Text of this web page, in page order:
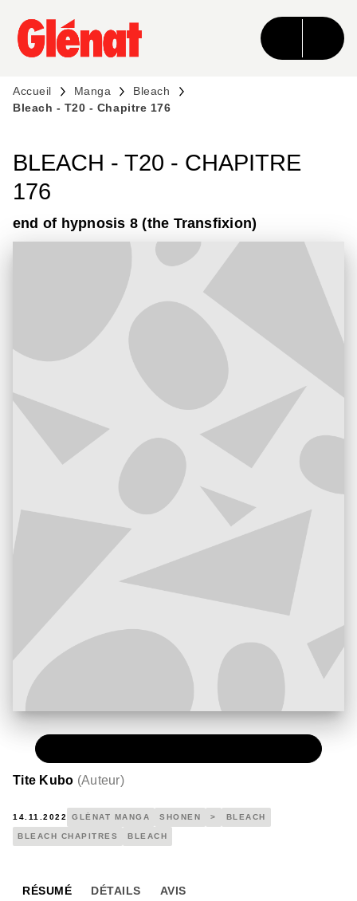
MENU RECHERCHE CONTENU
PIED DE PAGE
Accueil Manga
Bleach
Bleach - T20 - Chapitre 176
BLEACH - T20 - CHAPITRE
176
end of hypnosis 8 (the Transfixion)
Tite Kubo (Auteur)
14.11.2022 GLÉNAT MANGA SHONEN > BLEACH
BLEACH CHAPITRES BLEACH
RÉSUMÉ DÉTAILS AVIS